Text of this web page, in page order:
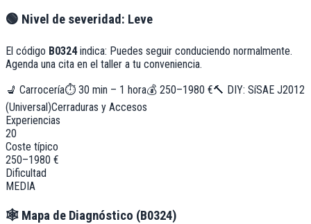
🟢 Nivel de severidad: Leve
El código B0324indica: Puedes seguir conduciendo normalmente.
Agenda una cita en el taller a tu conveniencia.
💺 Carrocería⏱ 30 min – 1 hora💰 250–1980 €🔨 DIY: SíSAE J2012
(Universal)Cerraduras y Accesos
Experiencias
20
Coste típico
250–1980 €
Dificultad
MEDIA
🕸️ Mapa de Diagnóstico (B0324)